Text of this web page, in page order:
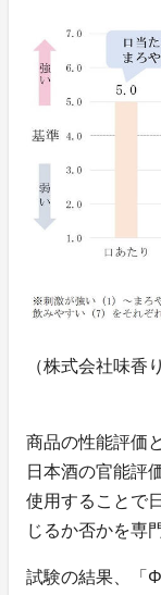
（株式会社味香
商品の性能評価
日本酒の官能評
使用することで
じるか否かを専
試験の結果、「